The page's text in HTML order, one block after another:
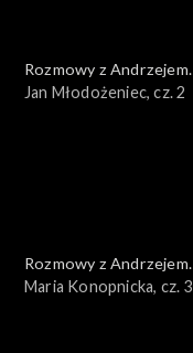
Rozmowy z Andrzejem
Doboszem
Jan Młodożeniec, cz. 2
Rozmowy z Andrzejem
Doboszem
Maria Konopnicka, cz. 3